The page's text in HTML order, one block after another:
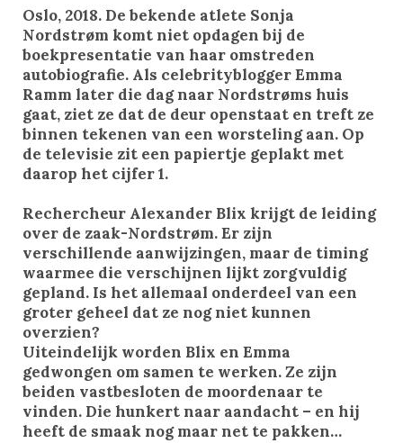
Oslo, 2018. De bekende atlete Sonja
Nordstrøm komt niet opdagen bij de
boekpresentatie van haar omstreden
autobiografie. Als celebrityblogger Emma
Ramm later die dag naar Nordstrøms huis
gaat, ziet ze dat de deur openstaat en treft ze
binnen tekenen van een worsteling aan. Op
de televisie zit een papiertje geplakt met
daarop het cijfer 1.
Rechercheur Alexander Blix krijgt de leiding
over de zaak-Nordstrøm. Er zijn
verschillende aanwijzingen, maar de timing
waarmee die verschijnen lijkt zorgvuldig
gepland. Is het allemaal onderdeel van een
groter geheel dat ze nog niet kunnen
overzien?
Uiteindelijk worden Blix en Emma
gedwongen om samen te werken. Ze zijn
beiden vastbesloten de moordenaar te
vinden. Die hunkert naar aandacht – en hij
heeft de smaak nog maar net te pakken…